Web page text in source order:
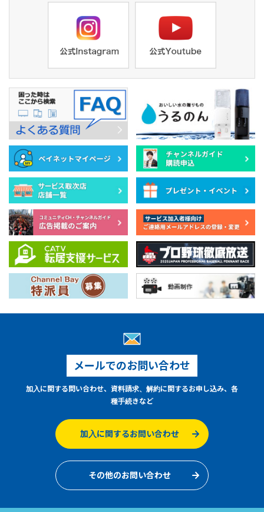
メールでのお問い合わせ
加入に関する問い合わせ、資料請求、解約に関するお申し込み、各
種手続きなど
加入に関するお問い合わせ
その他のお問い合わせ